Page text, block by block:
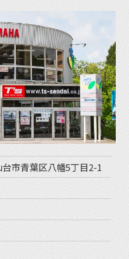
市青葉区八幡5丁目2-1